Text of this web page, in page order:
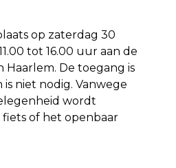
op zaterdag 30
tot 16.00 uur aan de
Haarlem. De toegang is
niet nodig. Vanwege
wordt
of het openbaar